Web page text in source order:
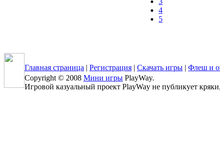
4
5
Главная страница | Регистрация | Скачать игры | Флеш и
Copyright © 2008 Мини игры PlayWay.
Игровой казуальный проект PlayWay не публикует